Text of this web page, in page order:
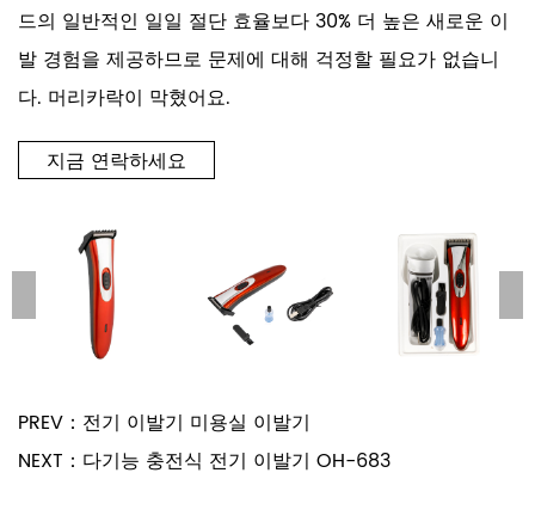
드의 일반적인 일일 절단 효율보다 30% 더 높은 새로운 이
발 경험을 제공하므로 문제에 대해 걱정할 필요가 없습니
다. 머리카락이 막혔어요.
지금 연락하세요
PREV：전기 이발기 미용실 이발기
NEXT：다기능 충전식 전기 이발기 OH-683